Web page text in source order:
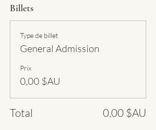
Billets
Type de billet
General Admission
Prix
0,00 $AU
Total 0,00 $AU